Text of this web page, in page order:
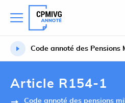
Code annoté des Pensions
Article R154-1
Code annoté des pensions